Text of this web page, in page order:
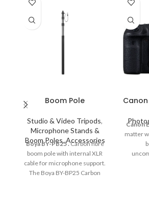
Boom Pole
Studio & Video Tripods,
Microphone Stands &
Boom Poles,Accessories
BoyaBY-PB25.Carbon fibre
boom pole with internal XLR
cable for microphone support.
The Boya BY-BP25 Carbon
Canon
Canon
matter